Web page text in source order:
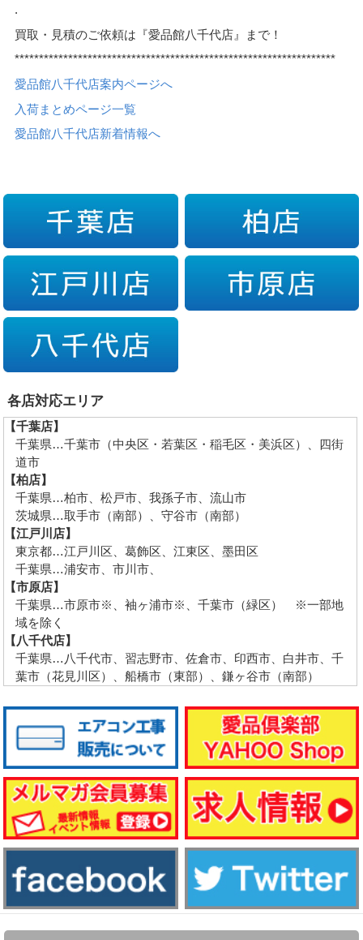
.
買取・見積のご依頼は『愛品館八千代店』まで！
******************************************************************
愛品館八千代店案内ページへ
入荷まとめページ一覧
愛品館八千代店新着情報へ
各店対応エリア
【千葉店】
千葉県…千葉市（中央区・若葉区・稲毛区・美浜区）、四街
道市
【柏店】
千葉県…柏市、松戸市、我孫子市、流山市
茨城県…取手市（南部）、守谷市（南部）
【江戸川店】
東京都…江戸川区、葛飾区、江東区、墨田区
千葉県…浦安市、市川市、
【市原店】
千葉県…市原市※、袖ヶ浦市※、千葉市（緑区） ※一部地
域を除く
【八千代店】
千葉県…八千代市、習志野市、佐倉市、印西市、白井市、千
葉市（花見川区）、船橋市（東部）、鎌ヶ谷市（南部）